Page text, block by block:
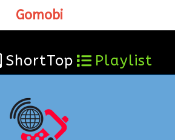
ShortTop  Playlist
Gomobi